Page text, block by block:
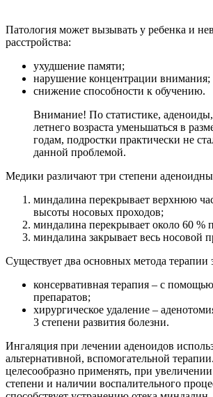
Патология может вызывать у ребенка и
расстройства:
ухудшение памяти;
нарушение концентрации внимания;
снижение способности к обучению.
Внимание! По статистике,
летнего возраста уменьшаться в
годам, подростки практически не
данной проблемой.
Медики различают три степени
миндалина перекрывает верхнюю
высоты носовых проходов;
миндалина перекрывает около 60 %
миндалина закрывает весь носовой
Существует два основных метода терапии
консервативная терапия – с
препаратов;
хирургическое удаление –
3 степени развития болезни.
Ингаляция при лечении аденоидов
альтернативной, вспомогательной
целесообразно применять, при
степени и наличии воспалительного